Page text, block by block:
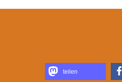
teilen